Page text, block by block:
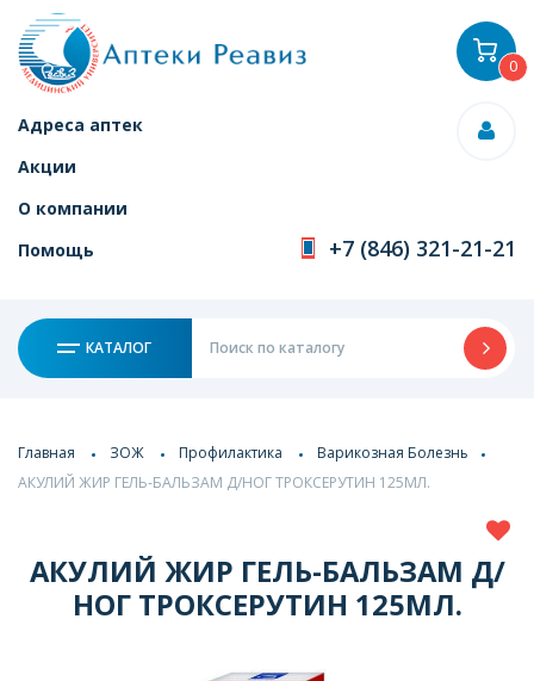
Адреса аптек
Акции
О компании
Помощь
+7 (846) 321-21-21
КАТАЛОГ
0
Главная ЗОЖ Профилактика
Варикозная Болезнь
АКУЛИЙ ЖИР ГЕЛЬ-БАЛЬЗАМ Д/НОГ ТРОКСЕРУТИН 125МЛ.
АКУЛИЙ ЖИР ГЕЛЬ-БАЛЬЗАМ Д/
НОГ ТРОКСЕРУТИН 125МЛ.